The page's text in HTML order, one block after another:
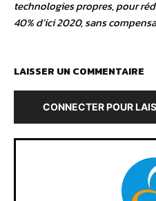
technologies propres, pour
40% d’ici 2020, sans
LAISSER UN COMMENTAIRE
CONNECTER POUR